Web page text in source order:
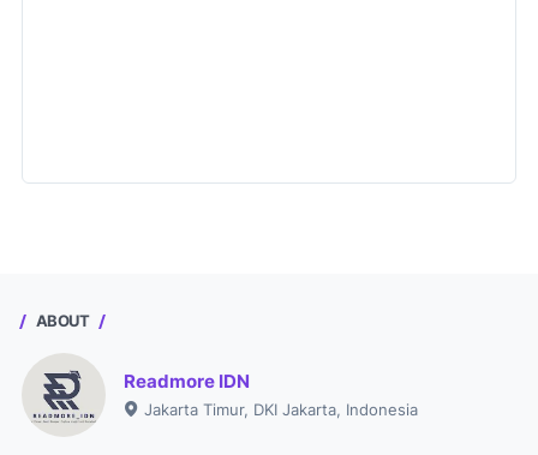
ABOUT
Readmore IDN
Jakarta Timur, DKI Jakarta, Indonesia